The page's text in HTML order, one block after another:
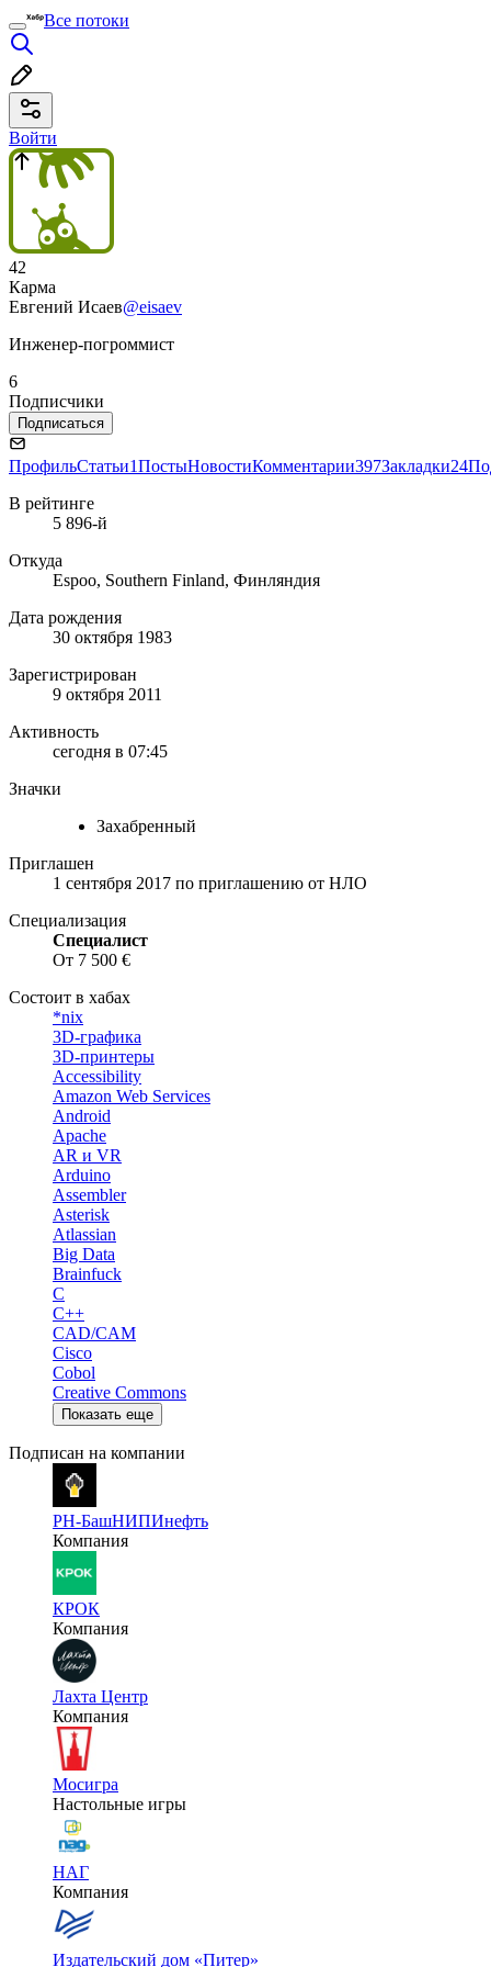
Все потоки
Войти
42
Карма
Евгений Исаев@eisaev
Инженер-погроммист
6
Подписчики
Подписаться
ПрофильСтатьи1ПостыНовостиКомментарии397Закладки24
В рейтинге
5 896-й
Откуда
Espoo, Southern Finland, Финляндия
Дата рождения
30 октября 1983
Зарегистрирован
9 октября 2011
Активность
сегодня в 07:45
Значки
Захабренный
Приглашен
1 сентября 2017 по приглашению от НЛО
Специализация
Специалист
От 7 500 €
Состоит в хабах
*nix
3D-графика
3D-принтеры
Accessibility
Amazon Web Services
Android
Apache
AR и VR
Arduino
Assembler
Asterisk
Atlassian
Big Data
Brainfuck
C
C++
CAD/CAM
Cisco
Cobol
Creative Commons
Показать еще
Подписан на компании
РН-БашНИПИнефть
Компания
КРОК
Компания
Лахта Центр
Компания
Мосигра
Настольные игры
НАГ
Компания
Издательский дом «Питер»